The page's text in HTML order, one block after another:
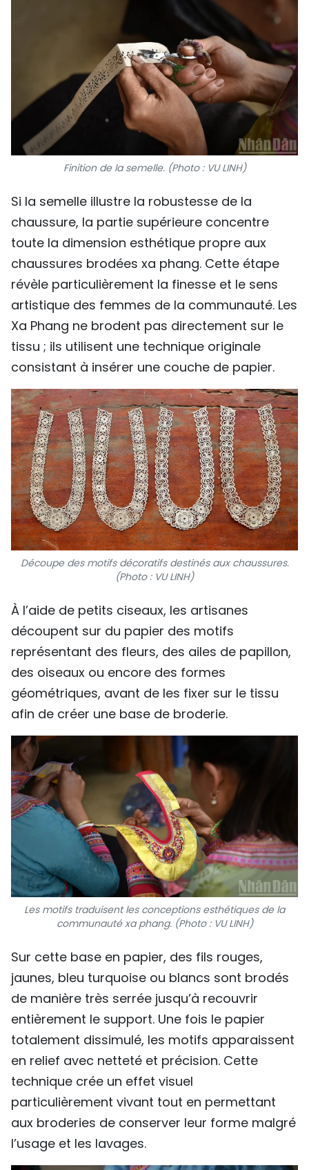
Finition de la semelle. (Photo : VU LINH)
Si la semelle illustre la robustesse de la
chaussure, la partie supérieure concentre
toute la dimension esthétique propre aux
chaussures brodées xa phang. Cette étape
révèle particulièrement la finesse et le sens
artistique des femmes de la communauté. Les
Xa Phang ne brodent pas directement sur le
tissu ; ils utilisent une technique originale
consistant à insérer une couche de papier.
Découpe des motifs décoratifs destinés aux chaussures.
(Photo : VU LINH)
À l’aide de petits ciseaux, les artisanes
découpent sur du papier des motifs
représentant des fleurs, des ailes de papillon,
des oiseaux ou encore des formes
géométriques, avant de les fixer sur le tissu
afin de créer une base de broderie.
Les motifs traduisent les conceptions esthétiques de la
communauté xa phang. (Photo : VU LINH)
Sur cette base en papier, des fils rouges,
jaunes, bleu turquoise ou blancs sont brodés
de manière très serrée jusqu’à recouvrir
entièrement le support. Une fois le papier
totalement dissimulé, les motifs apparaissent
en relief avec netteté et précision. Cette
technique crée un effet visuel
particulièrement vivant tout en permettant
aux broderies de conserver leur forme malgré
l’usage et les lavages.